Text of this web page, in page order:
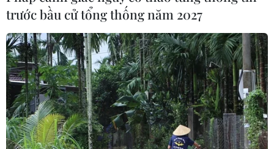
trước bầu cử tổng thống năm 2027